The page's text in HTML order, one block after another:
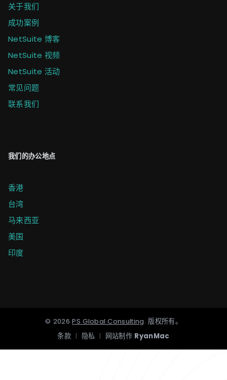
关于我们
成功案例
NetSuite 博客
NetSuite 视频
NetSuite 活动
常见问题
联系我们
我们的办公地点
香港
台湾
马来西亚
美国
印度
© 2026 PS Global Consulting.版权所有。
条款 | 隐私 | 网站制作 RyanMac